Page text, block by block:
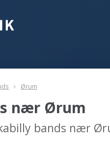
Ørum
nær Ørum
bands nær